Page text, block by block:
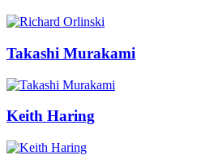
Takashi Murakami
Keith Haring